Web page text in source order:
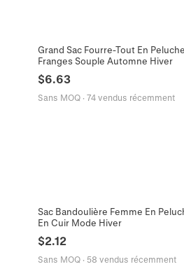
Grand Sac Fourre-Tout En
Franges Souple Automne Hiver
$6.63
Sans MOQ· 74 vendus récemment
Sac Bandoulière Femme En
En Cuir Mode Hiver
$2.12
Sans MOQ· 58 vendus récemment